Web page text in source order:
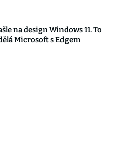
na design Windows 11. To
Microsoft s Edgem